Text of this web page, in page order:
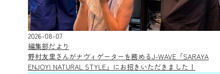
2026-08-07
編集部だより
野村友里さんがナヴィゲーターを務めるJ-WAVE「SARAYA
ENJOY! NATURAL STYLE」にお招きいただきました！